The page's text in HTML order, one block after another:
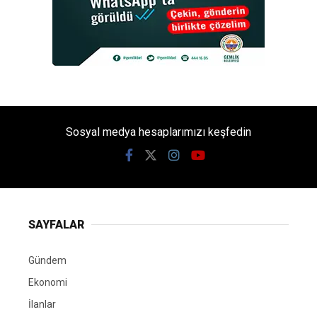
Sosyal medya hesaplarımızı keşfedin
SAYFALAR
Gündem
Ekonomi
İlanlar